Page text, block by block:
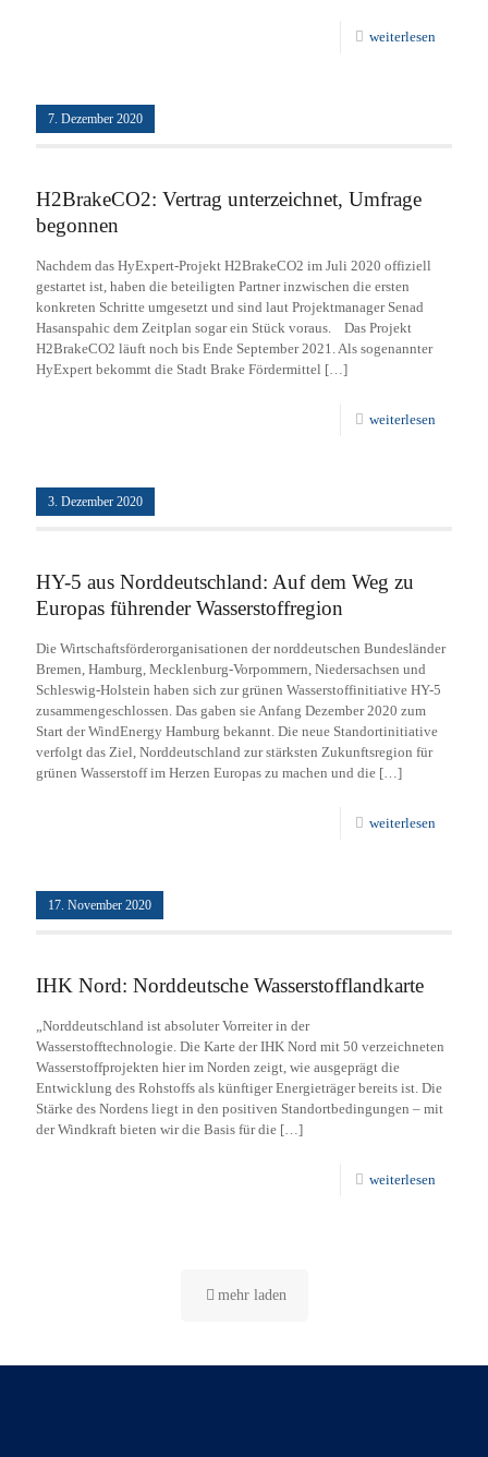
weiterlesen
7. Dezember 2020
H2BrakeCO2: Vertrag unterzeichnet, Umfrage
begonnen
Nachdem das HyExpert-Projekt H2BrakeCO2 im Juli 2020 offiziell
gestartet ist, haben die beteiligten Partner inzwischen die ersten
konkreten Schritte umgesetzt und sind laut Projektmanager Senad
Hasanspahic dem Zeitplan sogar ein Stück voraus. Das Projekt
H2BrakeCO2 läuft noch bis Ende September 2021. Als sogenannter
HyExpert bekommt die Stadt Brake Fördermittel […]
weiterlesen
3. Dezember 2020
HY-5 aus Norddeutschland: Auf dem Weg zu
Europas führender Wasserstoffregion
Die Wirtschaftsförderorganisationen der norddeutschen Bundesländer
Bremen, Hamburg, Mecklenburg-Vorpommern, Niedersachsen und
Schleswig-Holstein haben sich zur grünen Wasserstoffinitiative HY-5
zusammengeschlossen. Das gaben sie Anfang Dezember 2020 zum
Start der WindEnergy Hamburg bekannt. Die neue Standortinitiative
verfolgt das Ziel, Norddeutschland zur stärksten Zukunftsregion für
grünen Wasserstoff im Herzen Europas zu machen und die […]
weiterlesen
17. November 2020
IHK Nord: Norddeutsche Wasserstofflandkarte
„Norddeutschland ist absoluter Vorreiter in der
Wasserstofftechnologie. Die Karte der IHK Nord mit 50 verzeichneten
Wasserstoffprojekten hier im Norden zeigt, wie ausgeprägt die
Entwicklung des Rohstoffs als künftiger Energieträger bereits ist. Die
Stärke des Nordens liegt in den positiven Standortbedingungen – mit
der Windkraft bieten wir die Basis für die […]
weiterlesen
mehr laden